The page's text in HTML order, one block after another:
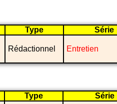
Type Série
Rédactionnel Entretien
Type Série